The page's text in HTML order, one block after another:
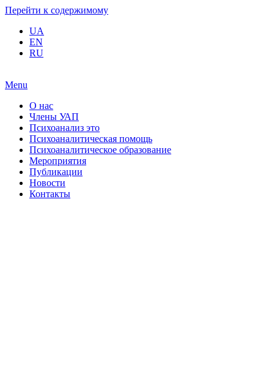
Перейти к содержимому
UA
EN
RU
Menu
О нас
Члены УАП
Психоанализ это
Психоаналитическая помощь
Психоаналитическое образование
Мероприятия
Публикации
Новости
Контакты